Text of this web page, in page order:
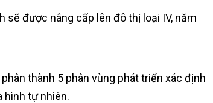
sẽ được nâng cấp lên đô thị loại IV, năm
thành 5 phân vùng phát triển xác định
hình tự nhiên.